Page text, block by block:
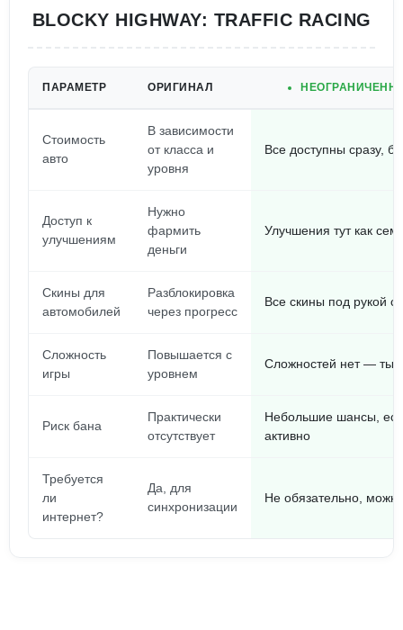
BLOCKY HIGHWAY: TRAFFIC RACING
ПАРАМЕТР ОРИГИНАЛ
Стоимость
авто
В зависимости
от класса и
уровня
Все доступны сразу,
Доступ к
улучшениям
Нужно
фармить
деньги
Улучшения тут как
Скины для
автомобилей
Разблокировка
через прогресс
Все скины под рукой с
Сложность
игры
Повышается с
уровнем
Сложностей нет — ты
Риск бана
Практически
отсутствует
Небольшие шансы,
активно
Требуется
ли
интернет?
Да, для
синхронизации
Не обязательно,